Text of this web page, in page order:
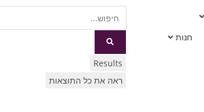
חנות
Results
ראה את כל התוצאות